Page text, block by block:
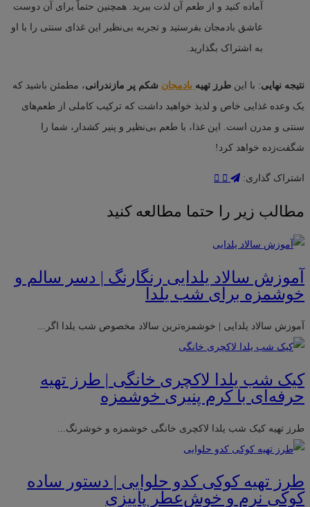
آماده کنید و از طعم آن لذت ببرید. همچنین حتماً برای آن دوست
عاشق بادمجان بفرستید و تجربه بی‌نظیر این غذای سنتی را با او
به اشتراک بگذارید.
نتیجه نهایی: با این طرز تهیه بادمجان شکم پر مازندرانی، مطمئن باشید که
یک وعده غذایی خاص و لذیذ خواهید داشت که ترکیب کاملی از طعم‌های
سنتی و مدرن است. این غذا، با طعم بی‌نظیر و پنیر کشدار، شما را
شگفت‌زده خواهد کرد!
اشتراک گذاری:
مطالب زیر را حتما مطالعه کنید
آموزش سالاد یلدایی رنگارنگ | دسر سالم و
خوشمزه برای شب یلدا
آموزش سالاد یلدایی | خوشمزه‌ترین سالاد مخصوص شب یلدا اگر...
کیک شب یلدا لاکچری خانگی | طرز تهیه
حرفه‌ای با کرم پنیری خوشمزه
طرز تهیه کیک شب یلدا لاکچری خانگی خوشمزه و خوشرنگ...
طرز تهیه کوکی کدو حلوایی | دستور ساده
کوکی نرم و خوش‌عطر پاییزی